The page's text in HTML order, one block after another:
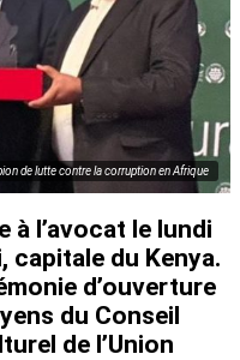
de lutte contre la corruption en Afrique
à l’avocat le lundi
capitale du Kenya.
d’ouverture
du Conseil
de l’Union